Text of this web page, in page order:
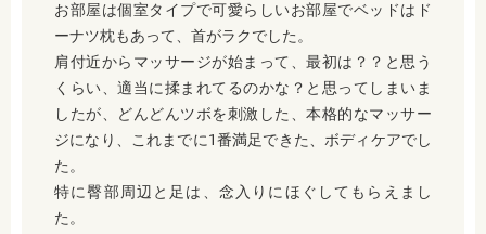
お部屋は個室タイプで可愛らしいお部屋でベッドはド
ーナツ枕もあって、首がラクでした。
肩付近からマッサージが始まって、最初は？？と思う
くらい、適当に揉まれてるのかな？と思ってしまいま
したが、どんどんツボを刺激した、本格的なマッサー
ジになり、これまでに1番満足できた、ボディケアでし
た。
特に臀部周辺と足は、念入りにほぐしてもらえまし
た。